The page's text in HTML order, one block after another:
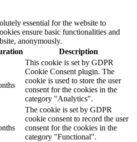
essential for the website to
ensure basic functionalities and
anonymously.
Description
This cookie is set by GDPR
Cookie Consent plugin. The
cookie is used to store the user
consent for the cookies in the
category "Analytics".
The cookie is set by GDPR
cookie consent to record the user
consent for the cookies in the
category "Functional".